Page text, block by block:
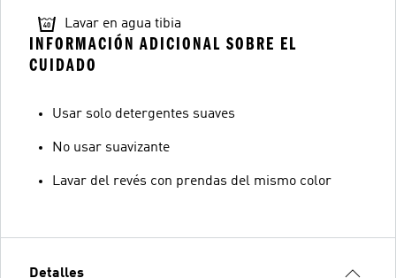
Lavar en agua tibia
INFORMACIÓN ADICIONAL SOBRE EL
CUIDADO
Usar solo detergentes suaves
No usar suavizante
Lavar del revés con prendas del mismo color
Detalles